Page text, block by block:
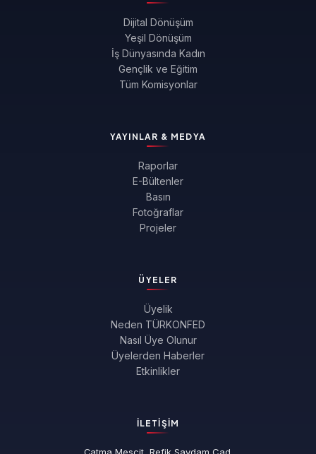
Dijital Dönüşüm
Yeşil Dönüşüm
İş Dünyasında Kadın
Gençlik ve Eğitim
Tüm Komisyonlar
YAYINLAR & MEDYA
Raporlar
E-Bültenler
Basın
Fotoğraflar
Projeler
ÜYELER
Üyelik
Neden TÜRKONFED
Nasıl Üye Olunur
Üyelerden Haberler
Etkinlikler
İLETIŞIM